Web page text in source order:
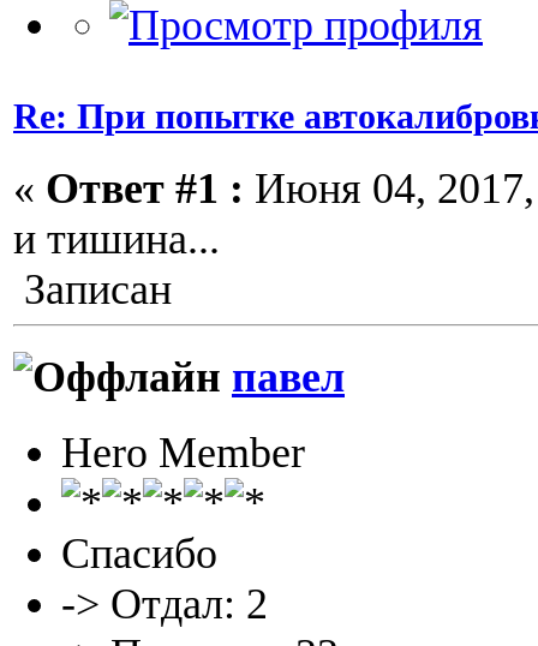
Re: При попытке
« Ответ #1 : Июня 04,
и тишина...
Записан
павел
Hero Member
Спасибо
-> Отдал: 2